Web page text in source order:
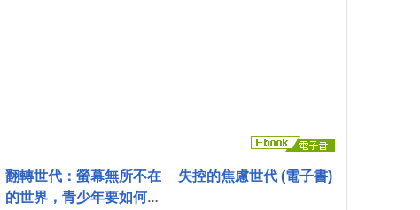
翻轉世代：螢幕無所不在
的世界，青少年要如何保
失控的焦慮世代 (電子書)